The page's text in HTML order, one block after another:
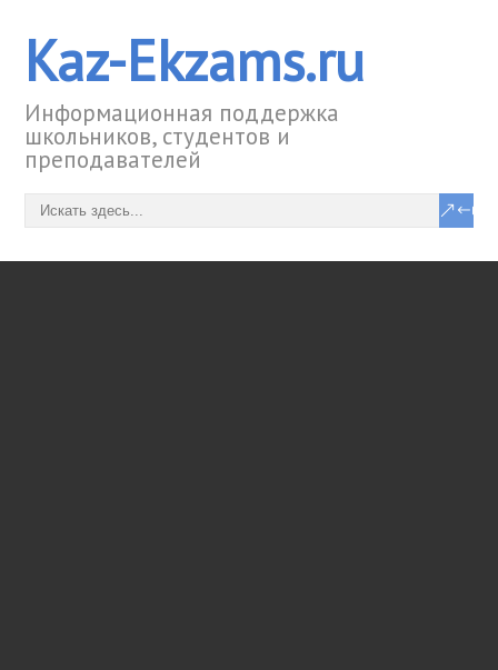
Kaz-Ekzams.ru
Информационная поддержка
школьников, студентов и
преподавателей